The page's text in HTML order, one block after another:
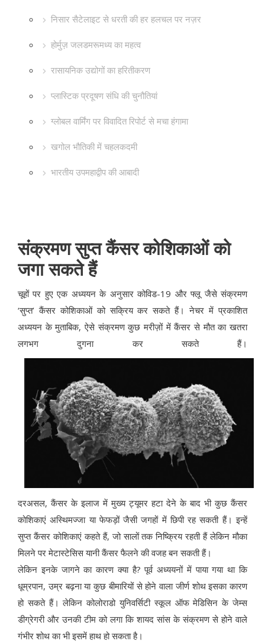
निसार सैटेलाइट से धरती की हर हलचल पर नज़र
होर्मुज़ जलडमरूमध्य का महत्व
रासायनिक उद्योगों का हरितीकरण
प्लास्टिक प्रदूषण संधि की चुनौतियां
ग्लोबल वार्मिंग पर विवादित रिपोर्ट से मचा हंगामा
खगोल भौतिकी में चहलकदमी
भारतीय उपमहाद्वीप की आबादी
संक्रमण सुप्त कैंसर कोशिकाओं को
जगा सकते हैं
चूहों पर हुए एक अध्ययन के अनुसार कोविड-19 और फ्लू जैसे संक्रमण
‘सुप्त’ कैंसर कोशिकाओं को सक्रिय कर सकते हैं। नेचर में प्रकाशित
अध्ययन के मुताबिक, ऐसे संक्रमण कुछ मरीज़ों में कैंसर से मौत का खतरा
लगभग दुगना कर सकते हैं।
दरअसल, कैंसर के इलाज में मुख्य ट्यूमर हटा देने के बाद भी कुछ कैंसर
कोशिकाएं अस्थिमज्जा या फेफड़ों जैसी जगहों में छिपी रह सकती हैं। इन्हें
सुप्त कैंसर कोशिकाएं कहते हैं, जो सालों तक निष्क्रिय रहती हैं लेकिन मौका
मिलने पर मेटास्टेसिस यानी कैंसर फैलने की वजह बन सकती हैं।
लेकिन इनके जागने का कारण क्या है? पूर्व अध्ययनों में पाया गया था कि
धूम्रपान, उम्र बढ़ना या कुछ बीमारियों से होने वाला जीर्ण शोथ इसका कारण
हो सकते हैं। लेकिन कोलोराडो युनिवर्सिटी स्कूल ऑफ मेडिसिन के जेम्स
डीग्रेगरी और उनकी टीम को लगा कि शायद सांस के संक्रमण से होने वाले
गंभीर शोथ का भी इसमें हाथ हो सकता है।